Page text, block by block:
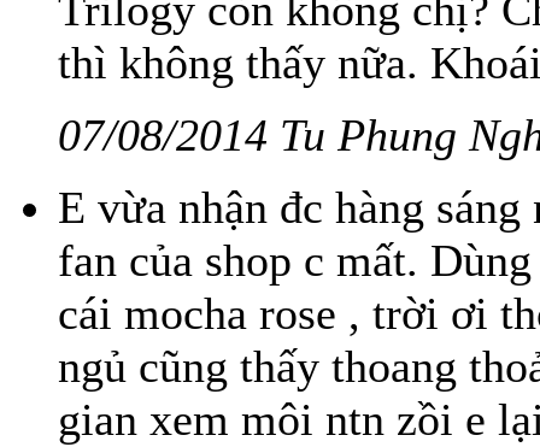
thì không thấy nữa.
07/08/2014 Tu Phung
E vừa nhận đc hàng
fan của shop c mất.
cái mocha rose , trời ơi
ngủ cũng thấy thoang
gian xem môi ntn zồi e